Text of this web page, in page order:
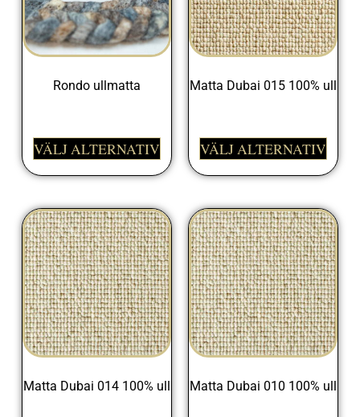
Rondo ullmatta
VÄLJ ALTERNATIV
Matta Dubai 015 100% ull
VÄLJ ALTERNATIV
Matta Dubai 014 100% ull Matta Dubai 010 100% ull